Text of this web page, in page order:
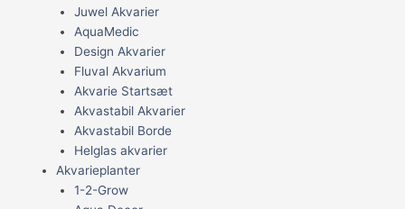
Juwel Akvarier
AquaMedic
Design Akvarier
Fluval Akvarium
Akvarie Startsæt
Akvastabil Akvarier
Akvastabil Borde
Helglas akvarier
Akvarieplanter
1-2-Grow